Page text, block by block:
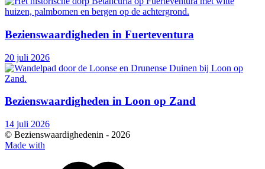
Bezienswaardigheden in Fuerteventura
20 juli 2026
Bezienswaardigheden in Loon op Zand
14 juli 2026
© Bezienswaardighedenin - 2026
Made with